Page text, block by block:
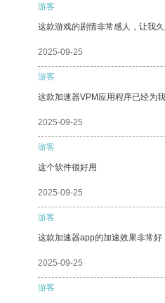
游客
这款游戏的剧情非常感人，让我久
2025-09-25
游客
这款加速器VPM应用程序已经为
2025-09-25
游客
这个软件很好用
2025-09-25
游客
这款加速器app的加速效果非常
2025-09-25
游客